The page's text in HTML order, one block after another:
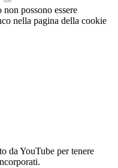
possono essere
nella pagina della cookie
da YouTube per tenere